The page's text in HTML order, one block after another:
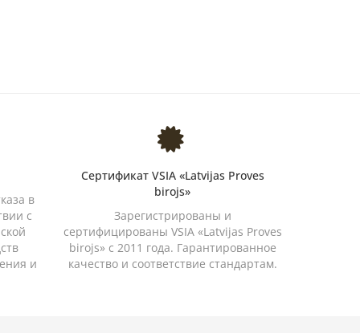
в
с
и
Сертификат VSIA «Latvijas Proves
birojs»
Зарегистрированы и
сертифицированы VSIA «Latvijas Proves
birojs» с 2011 года. Гарантированное
качество и соответствие стандартам.